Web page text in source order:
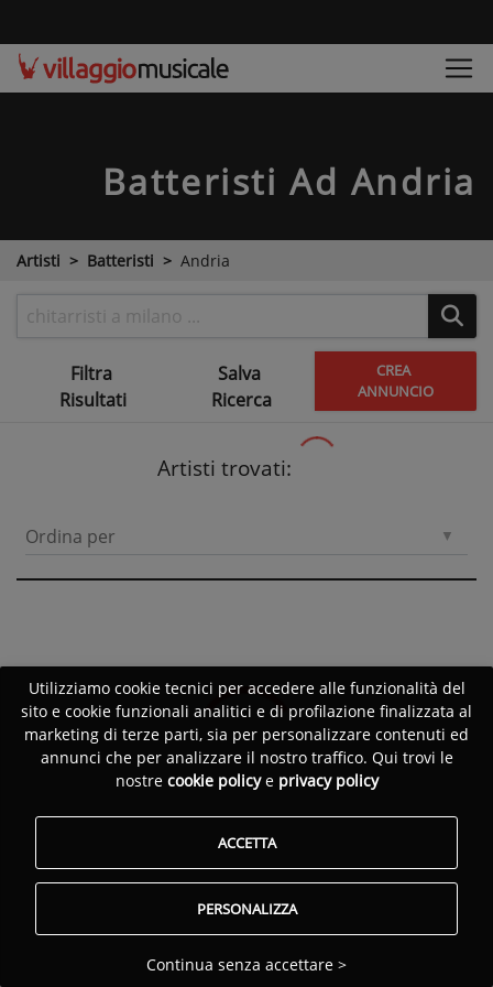
Batteristi Ad Andria
Artisti Batteristi Andria
Filtra
Risultati
Salva
Ricerca
CREA
ANNUNCIO
Artisti trovati:
Ordina per
Utilizziamo cookie tecnici per accedere alle funzionalità del
sito e cookie funzionali analitici e di profilazione finalizzata al
marketing di terze parti, sia per personalizzare contenuti ed
annunci che per analizzare il nostro traffico. Qui trovi le
nostre cookie policye privacy policy
ACCETTA
PERSONALIZZA
Continua senza accettare >